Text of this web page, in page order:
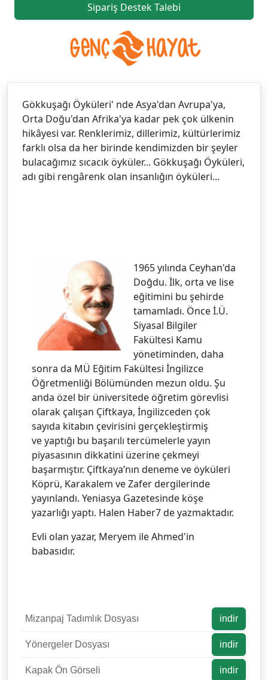
Sipariş Destek Talebi
Gökkuşağı Öyküleri' nde Asya'dan Avrupa'ya,
Orta Doğu'dan Afrika'ya kadar pek çok ülkenin
hikâyesi var. Renklerimiz, dillerimiz, kültürlerimiz
farklı olsa da her birinde kendimizden bir şeyler
bulacağımız sıcacık öyküler... Gökkuşağı Öyküleri,
adı gibi rengârenk olan insanlığın öyküleri...
1965 yılında Ceyhan'da
Doğdu. İlk, orta ve lise
eğitimini bu şehirde
tamamladı. Önce İ.Ü.
Siyasal Bilgiler
Fakültesi Kamu
yönetiminden, daha
sonra da MÜ Eğitim Fakültesi İngilizce
Öğretmenliği Bölümünden mezun oldu. Şu
anda özel bir üniversitede öğretim görevlisi
olarak çalışan Çiftkaya, İngilizceden çok
sayıda kitabın çevirisini gerçekleştirmiş
ve yaptığı bu başarılı tercümelerle yayın
piyasasının dikkatini üzerine çekmeyi
başarmıştır. Çiftkaya’nın deneme ve öyküleri
Köprü, Karakalem ve Zafer dergilerinde
yayınlandı. Yeniasya Gazetesinde köşe
yazarlığı yaptı. Halen Haber7 de yazmaktadır.
Evli olan yazar, Meryem ile Ahmed'in
babasıdır.
Mizanpaj Tadımlık Dosyası indir
Yönergeler Dosyası indir
Kapak Ön Görseli indir